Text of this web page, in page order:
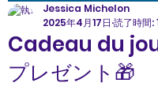
Cadeau du
プレゼント🎁
Jessica Michelon
2025年4月17日 読了時間: